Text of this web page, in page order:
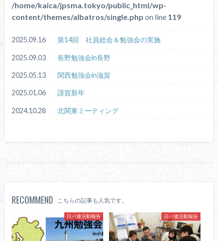
/home/kaica/jpsma.tokyo/public_html/wp-
content/themes/albatros/single.php on line 119
2025.09.16 第14回 社員総会＆勉強会の実施
2025.09.03 長野勉強会in長野
2025.05.13 関西勉強会in滋賀
2025.01.06 謹賀新年
2024.10.28 北関東ミーティング
RECOMMEND こちらの記事も人気です。
日パ連活動報告 日パ連活動報告